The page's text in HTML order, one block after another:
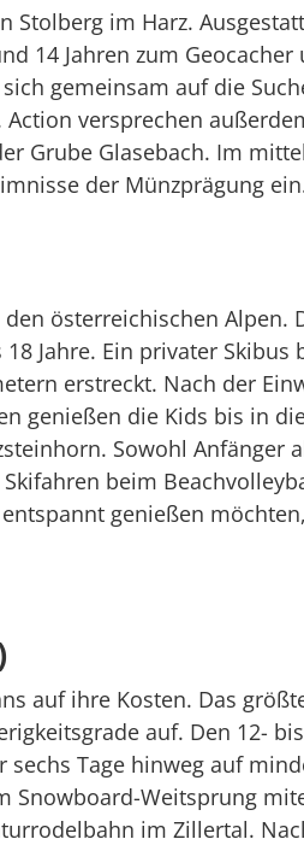
Stolberg im Harz.
14 Jahren zum
gemeinsam auf die
versprechen
Grube Glasebach. Im
der Münzprägung
österreichischen Alpen.
Jahre. Ein privater Skibus
erstreckt. Nach der
genießen die Kids bis in
Sowohl Anfänger
beim
genießen
auf ihre Kosten. Das
auf. Den 12-
Tage hinweg auf
Snowboard-Weitsprung
im Zillertal.